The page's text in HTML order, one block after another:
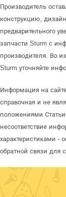
Производитель
конструкцию,
предварительного
запчасти Sturm с
производителя. Во
Sturm уточняйте
Информация на
справочная и не
положениями
несоответствие
характеристиками -
обратной связи для